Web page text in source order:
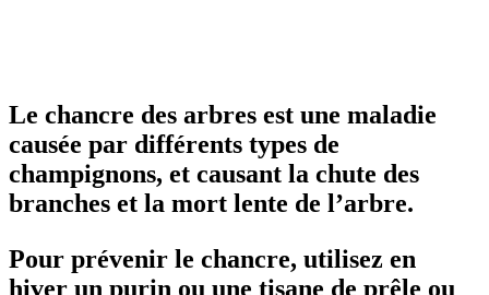
Le chancre des arbres est une maladie
causée par différents types de
champignons, et causant la chute des
branches et la mort lente de l’arbre.
Pour prévenir le chancre, utilisez en
hiver un purin ou une tisane de prêle ou